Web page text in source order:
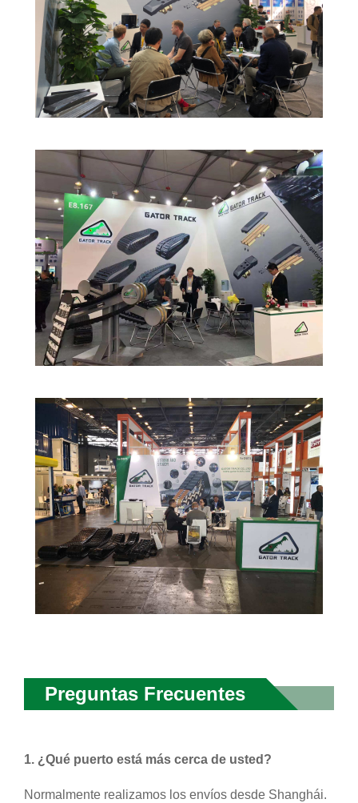
Preguntas Frecuentes
1. ¿Qué puerto está más cerca de usted?
Normalmente realizamos los envíos desde Shanghái.